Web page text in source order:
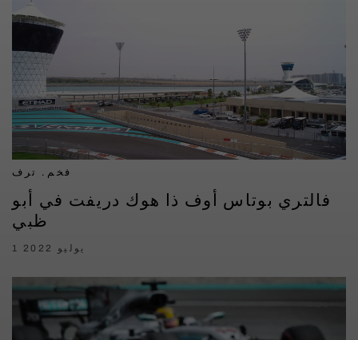
فخم. ترف
فالتري بوتاس أوف ذا هوك دريفت في أبو
ظبي
1 يوليو 2022